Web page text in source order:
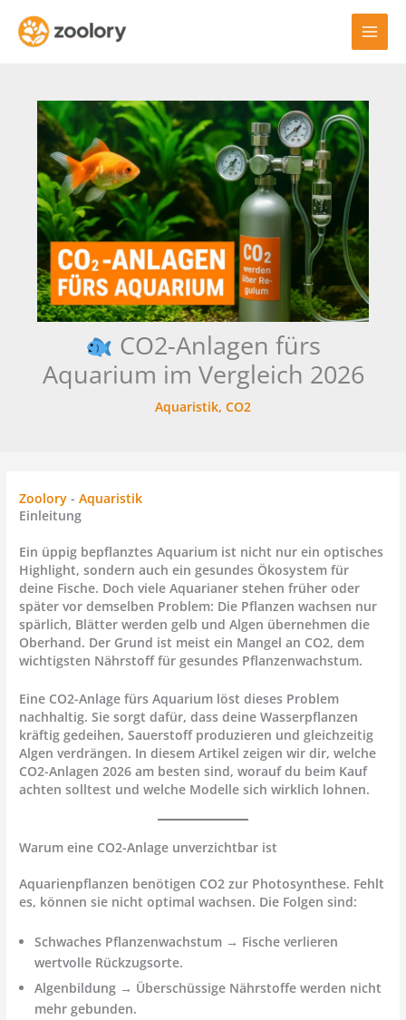
Inhalt
springen
CO2-Anlagen fürs
Aquarium im Vergleich 2026
Aquaristik, CO2
Zoolory -Aquaristik
Einleitung
Ein üppig bepflanztes Aquarium ist nicht nur ein optisches
Highlight, sondern auch ein gesundes Ökosystem für
deine Fische. Doch viele Aquarianer stehen früher oder
später vor demselben Problem: Die Pflanzen wachsen nur
spärlich, Blätter werden gelb und Algen übernehmen die
Oberhand. Der Grund ist meist ein Mangel an CO2, dem
wichtigsten Nährstoff für gesundes Pflanzenwachstum.
Eine CO2-Anlage fürs Aquarium löst dieses Problem
nachhaltig. Sie sorgt dafür, dass deine Wasserpflanzen
kräftig gedeihen, Sauerstoff produzieren und gleichzeitig
Algen verdrängen. In diesem Artikel zeigen wir dir,welche
CO2-Anlagen 2026 am besten sind, worauf du beim Kauf
achten solltest und welche Modelle sich wirklich lohnen.
Warum eine CO2-Anlage unverzichtbar ist
Aquarienpflanzen benötigen CO2 zur Photosynthese. Fehlt
es, können sie nicht optimal wachsen. Die Folgen sind:
Schwaches Pflanzenwachstum → Fische verlieren
wertvolle Rückzugsorte.
Algenbildung → Überschüssige Nährstoffe werden nicht
mehr gebunden.